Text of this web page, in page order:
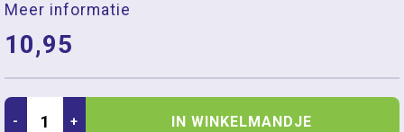
Meer informatie
10,95
- + IN WINKELMANDJE